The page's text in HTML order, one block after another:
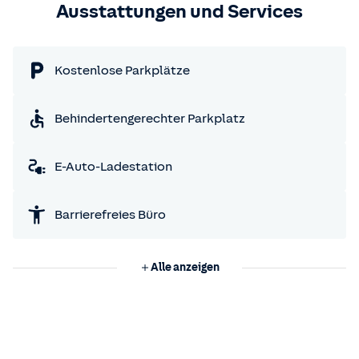
Ausstattungen und Services
Kostenlose Parkplätze
Behindertengerechter Parkplatz
E-Auto-Ladestation
Barrierefreies Büro
Alle anzeigen